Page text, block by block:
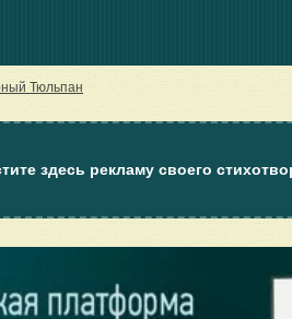
Тюльпан
здесь рекламу своего